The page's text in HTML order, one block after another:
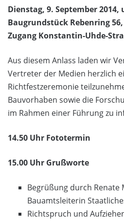
Dienstag, 9. September 2014,
Baugrundstück Rebenring
Zugang Konstantin-Uhde-
Aus diesem Anlass laden wir
Vertreter der Medien herzlich
Richtfestzeremonie
Bauvorhaben sowie die
im Rahmen einer Führung zu
14.50 Uhr Fototermin
15.00 Uhr Grußworte
Begrüßung durch Renate
Bauamtsleiterin
Richtspruch und